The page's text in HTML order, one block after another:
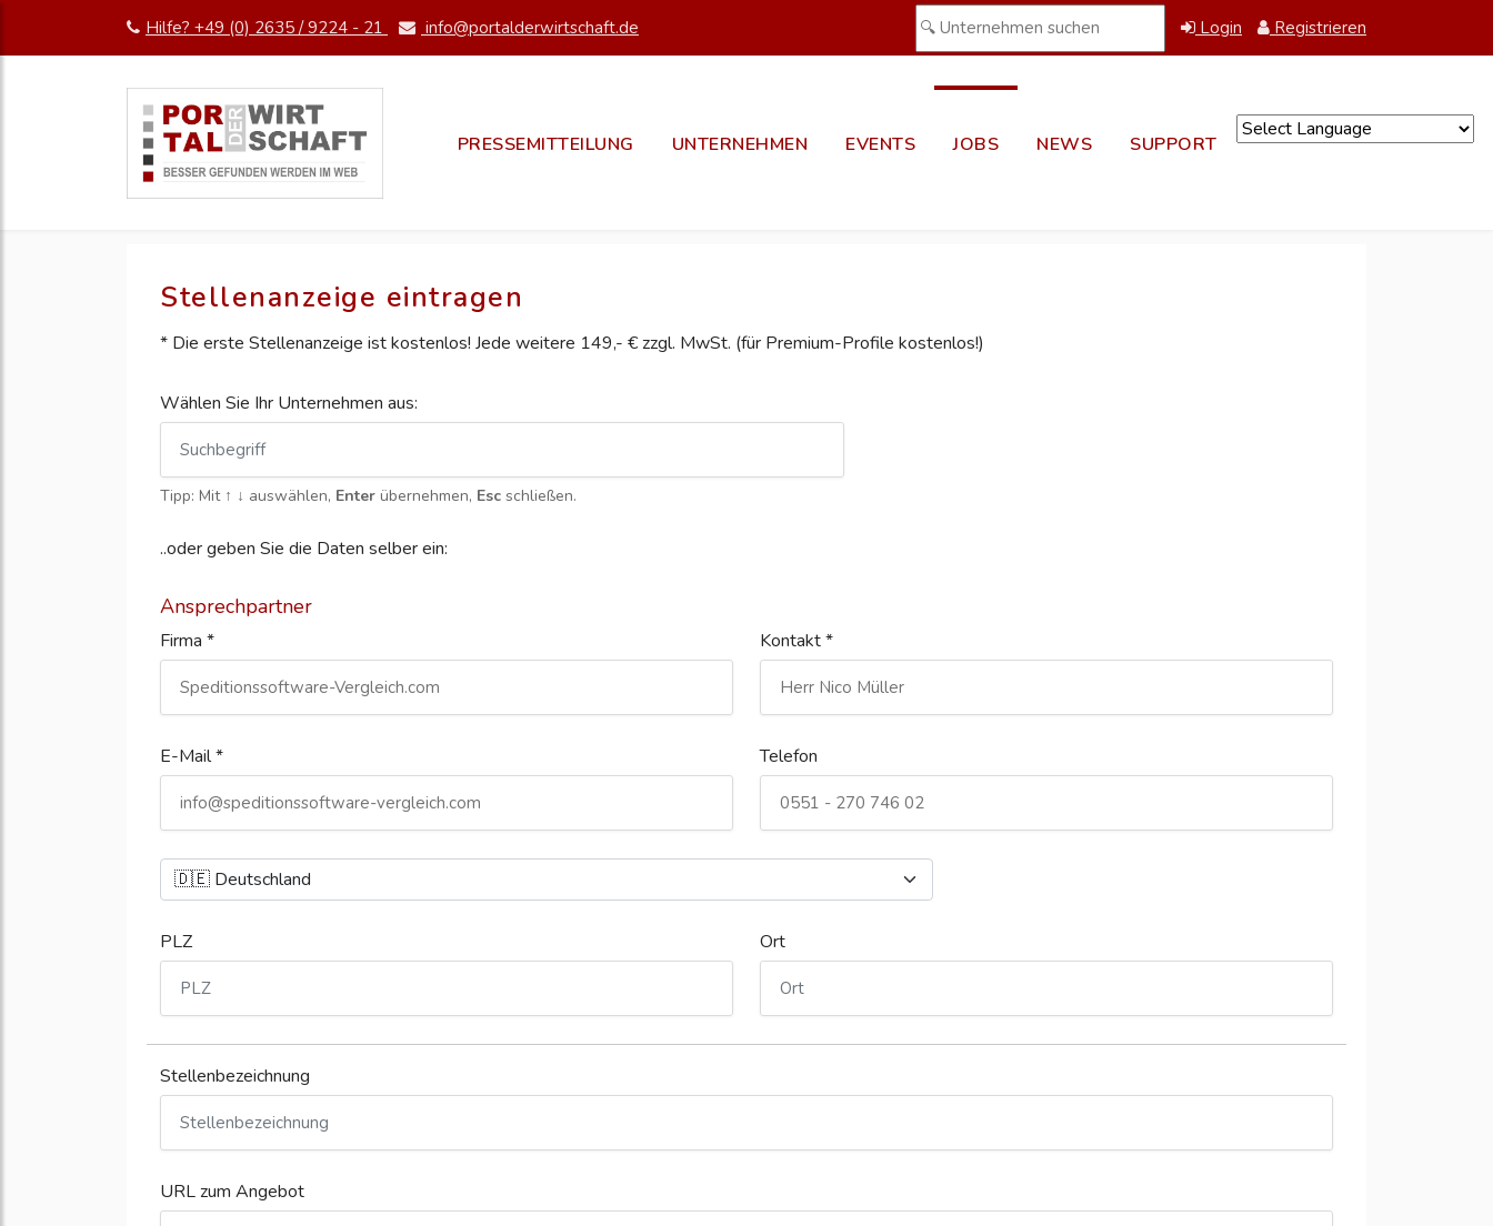
Hilfe? +49 (0) 2635 / 9224 - 21 info@portalderwirtschaft.de Login Registrieren
PRESSEMITTEILUNG UNTERNEHMEN EVENTS JOBS NEWS SUPPORT
Stellenanzeige eintragen
* Die erste Stellenanzeige ist kostenlos! Jede weitere 149,- € zzgl. MwSt. (für Premium-Profile kostenlos!)
Wählen Sie Ihr Unternehmen aus:
Tipp: Mit ↑ ↓ auswählen, Enter übernehmen, Esc schließen.
..oder geben Sie die Daten selber ein:
Ansprechpartner
Firma * Kontakt *
E-Mail * Telefon
PLZ Ort
Stellenbezeichnung
URL zum Angebot